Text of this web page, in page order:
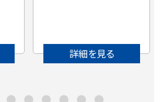
詳細を見る